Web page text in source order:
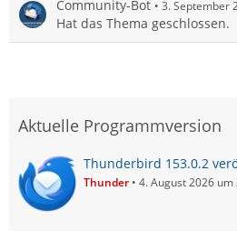
Community-Bot 3. September
Hat das Thema geschlossen.
Aktuelle Programmversion
Thunderbird 153.0.2
Thunder 4. August 2026 um